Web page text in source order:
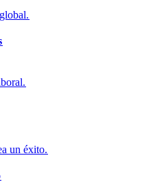
un éxito.​​